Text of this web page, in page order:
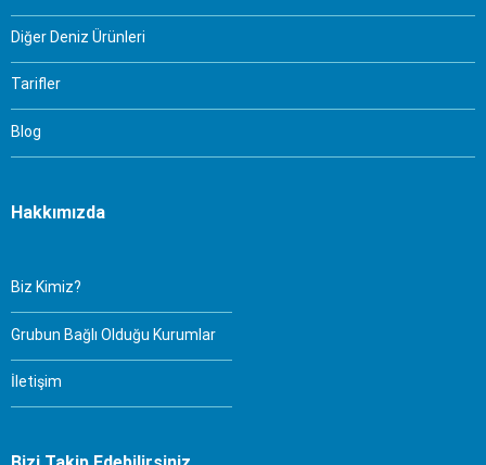
Diğer Deniz Ürünleri
Tarifler
Blog
Hakkımızda
Biz Kimiz?
Grubun Bağlı Olduğu Kurumlar
İletişim